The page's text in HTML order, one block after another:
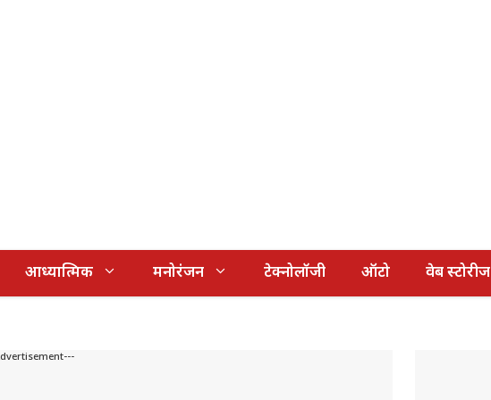
आध्यात्मिक मनोरंजन टेक्नोलॉजी ऑटो वेब स्टोरीज